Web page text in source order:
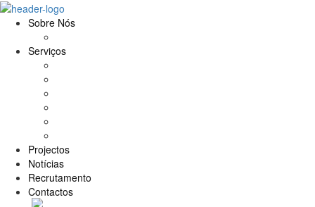
Sobre Nós
Serviços
Projectos
Notícias
Recrutamento
Contactos